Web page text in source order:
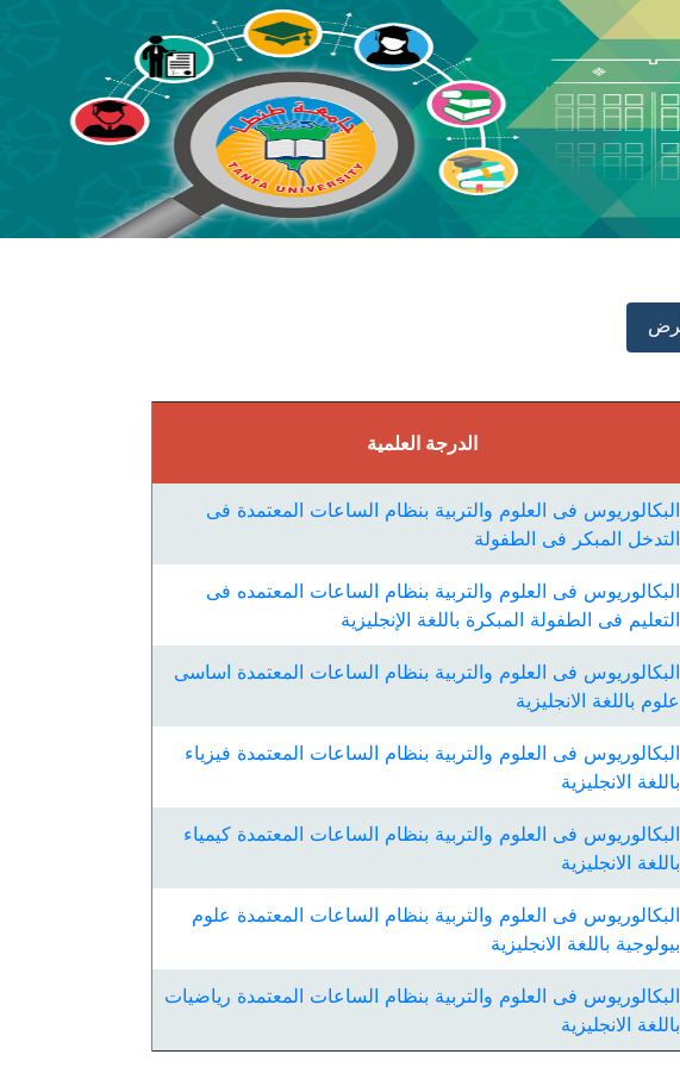
الدرجة العلمية
البكالوريوس فى العلوم والتربية بنظام الساعات المعتمدة فى
التدخل المبكر فى الطفولة
البكالوريوس فى العلوم والتربية بنظام الساعات المعتمده فى
التعليم فى الطفولة المبكرة باللغة الإنجليزية
البكالوريوس فى العلوم والتربية بنظام الساعات المعتمدة اساسى
علوم باللغة الانجليزية
البكالوريوس فى العلوم والتربية بنظام الساعات المعتمدة فيزياء
باللغة الانجليزية
البكالوريوس فى العلوم والتربية بنظام الساعات المعتمدة كيمياء
باللغة الانجليزية
البكالوريوس فى العلوم والتربية بنظام الساعات المعتمدة علوم
بيولوجية باللغة الانجليزية
البكالوريوس فى العلوم والتربية بنظام الساعات المعتمدة رياضيات
باللغة الانجليزية